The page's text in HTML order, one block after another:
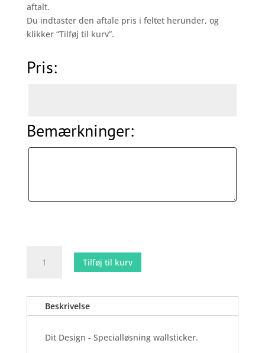
aftalt.
Du indtaster den aftale pris i feltet herunder, og
klikker “Tilføj til kurv”.
Pris:
Bemærkninger:
Bemærkninger:
Design
antal
Tilføj til kurv
Beskrivelse
Dit Design - Specialløsning wallsticker.